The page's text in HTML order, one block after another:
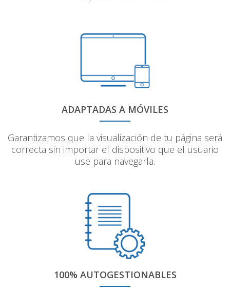
ADAPTADAS A MÓVILES
Garantizamos que la visualización de tu página será
correcta sin importar el dispositivo que el usuario
use para navegarla.
100% AUTOGESTIONABLES